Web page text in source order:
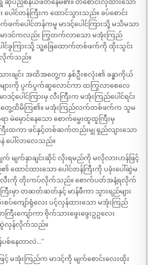
ဆုပ်ညှစ်နယ်ဖတ်နေမိ၏။ တစောင်းလှဲထားသော
ပေါင်တန်ကြီးက ထောင်သွားသည်။ ခပ်စောင်း
ဖက်ပေါင်တန်ကမူ မာဒင့်ပေါင်ကြားသို့ မသိမသာ
ာဒင်ကလည်း ကြွတက်လာသော မအုံးကြည်
ေါင်ခွကြားသို့ သူ့ခြေထောက်တစ်ဖက်ကို ထိုးသွင်း
လိုက်သည်။
ားချင်း အထိအတွေ့က နှစ်ဦးစလုံး၏ ခန္ဓာကိုယ်
များကို ပွက်ပွက်ဆူလောင်ကာ ထကြွလာစေလေ
င့်ပေါင်ကြားမှ လီးကြီးက မအုံးကြည်ပေါင်ရင်း
ာ တွေ့ထိမိကြ၏။ မအုံးကြည်လက်တစ်ဖက်က သူမ
မှောင်နေသော စောက်မွှေးထူထူကြီးမှ
ြီးထကာ ဖင်နှင့်တစ်ဆက်တည်းမျှ ရှည်လျားသော
နဲ ပေါ်လာလေသည်။
က် မျက်နှာချင်းဆိုင် လိုးရမည်ကို မလိုလားဟန်ဖြင့်
ောင်ထားသော ပေါင်တန်ကြီးကို ပခုံးပေါ်ဆွဲမ
လီးကို တိုးကပ်လိုက်သည်။ စောက်ပတ်အနံ့ရလိုက်
ကြီးမှာ တဆတ်ဆတ်နှင့် မာန်ဖီကာ သွားရည်များ
းစပ်ကျော်ရုံလေး ပင့်လှန်ထားသော မအုံးကြည်
းကျော်ကာ ဗိုက်သားဖွေးဖွေးဥဥလေး
ဆွဲလှန်လိုက်သည်။
စ်နေတာလဲ…”
င့် မအုံးကြည်က မာဒင့်ကို မျက်စောင်းလေးထိုး